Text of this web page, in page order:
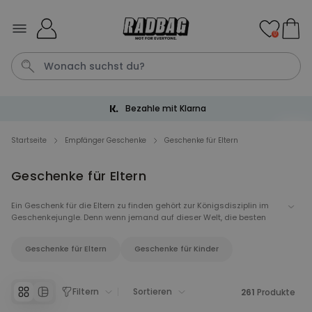
Personalisierbar
Maritim mit Text
über 1.900
34,99 €
Personalisierbar
über 19.400
0
Trusted Shops 4.6 / 5.00
Startseite Empfänger Geschenke Geschenke für Eltern
Geschenke für Eltern
Ein Geschenk für die Eltern zu finden gehört zur Königsdisziplin im
Geschenkejungle. Denn wenn jemand auf dieser Welt, die besten
sein. Bei uns findest du besondere und persönliche Geschenkideen
Geschenke für Eltern Geschenke für Kinder
Filtern Sortieren 261 Produkte